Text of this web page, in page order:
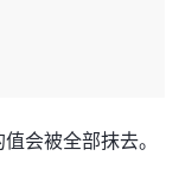
会被全部抹去。